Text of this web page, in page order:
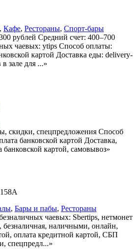
, Кафе, Рестораны, Спорт-бары
рублей Средний счет: 400–700
чаевых: ytips Способ оплаты:
картой Доставка еды: delivery-
зале для ...»
скидки, спецпредложения Способ
банковской картой Доставка,
банковской картой, самовывоз»
, Бары и пабы, Рестораны
чаевых: Sbertips, нетмонет
наличными, онлайн,
оплата кредитной картой, СБП
спецпредл...»